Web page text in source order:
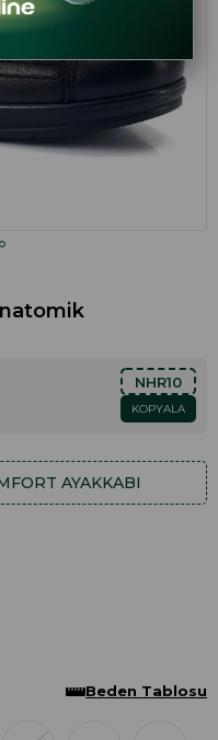
NHR10
KOPYALA
AYAKKABI
Beden Tablosu